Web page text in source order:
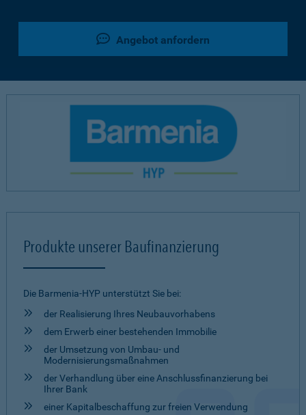
Angebot anfordern
Produkte unserer Baufinanzierung
Die Barmenia-HYP unterstützt Sie bei:
der Realisierung Ihres Neubauvorhabens
dem Erwerb einer bestehenden Immobilie
der Umsetzung von Umbau- und
Modernisierungsmaßnahmen
der Verhandlung über eine Anschlussfinanzierung bei
Ihrer Bank
einer Kapitalbeschaffung zur freien Verwendung